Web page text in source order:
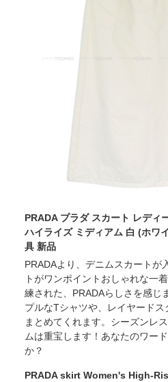
PRADA プラダ スカート レディ
ハイライズ ミディアム 白 (ホワ
具 新品
PRADAより、デニムスカートが
トがワンポイントおしゃれな一
練された、PRADAらしさを感じ
プルなTシャツや、レイヤード
まとめてくれます。シーズンレ
ムは重宝します！あなたのワー
か？
PRADA skirt Women's High-